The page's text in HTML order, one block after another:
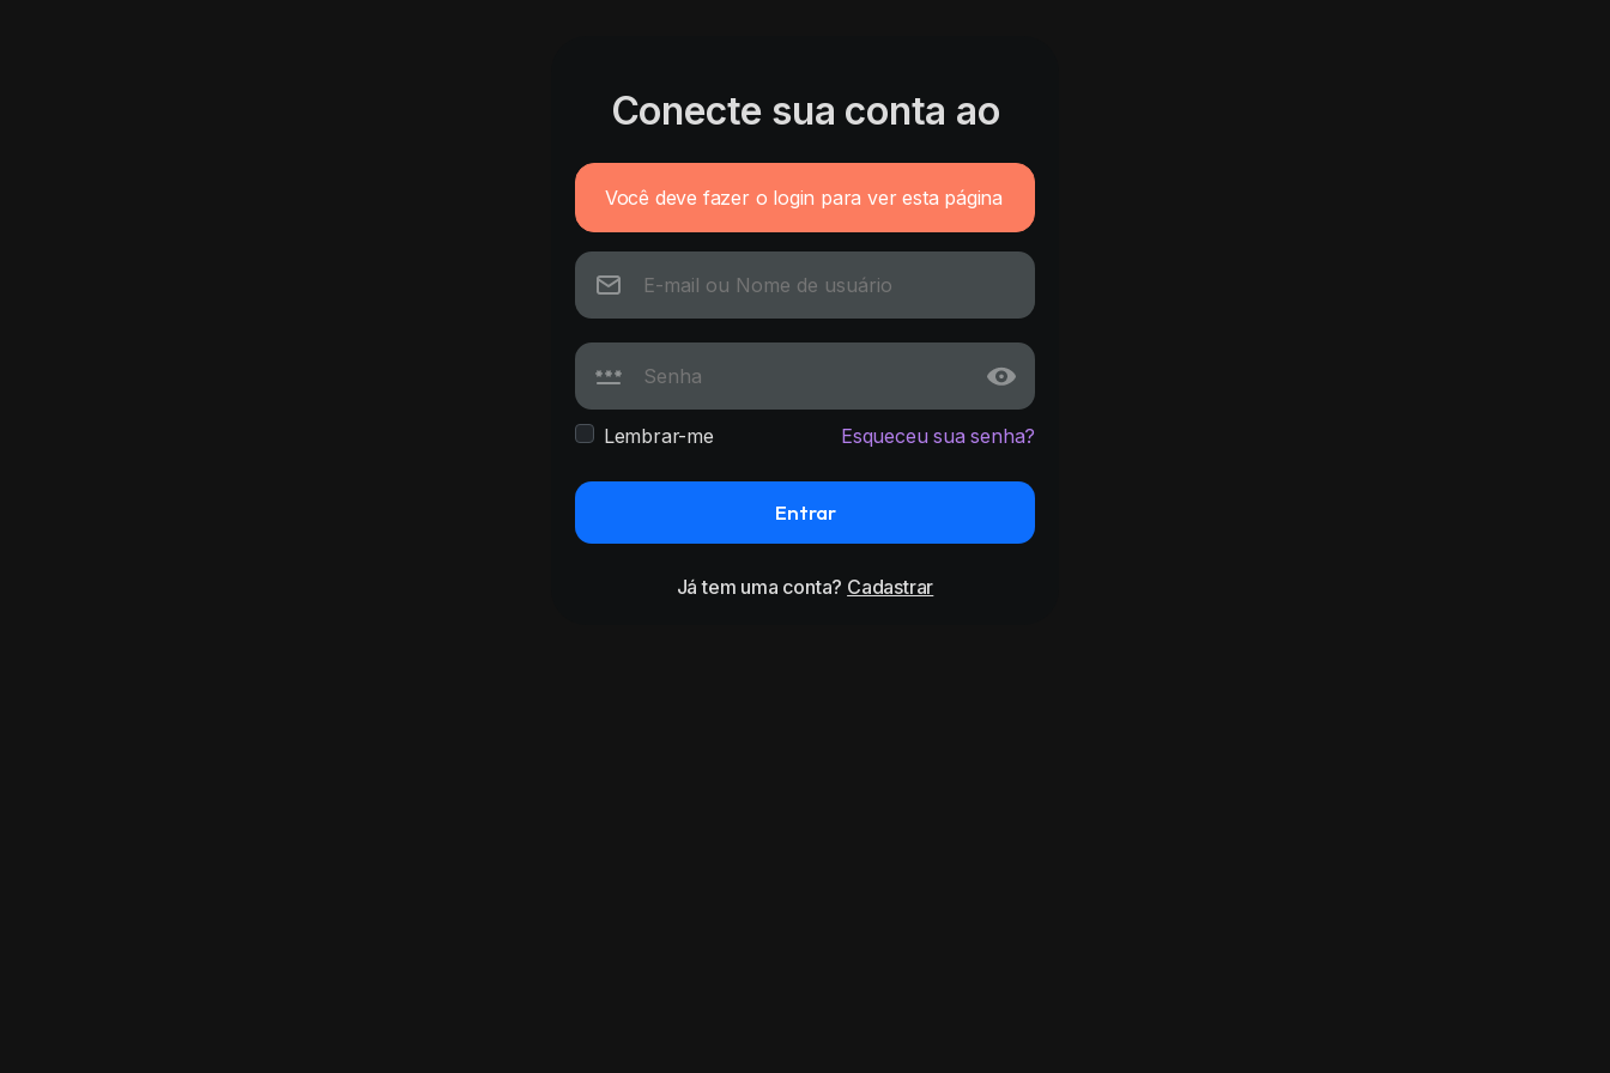
Conecte sua conta ao
Você deve fazer o login para ver esta página
Lembrar-me Esqueceu sua senha?
Entrar
Já tem uma conta? Cadastrar